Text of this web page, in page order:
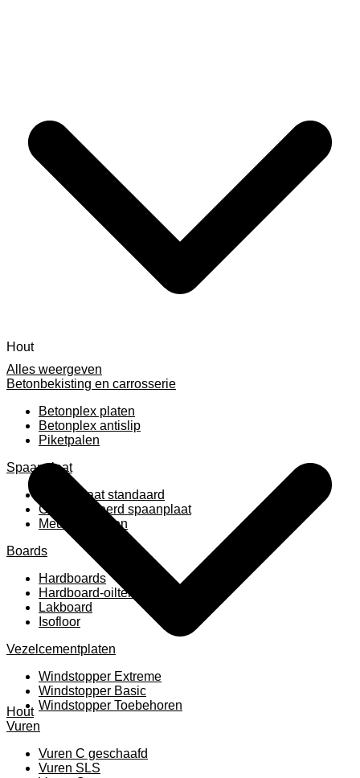
Alles weergeven
Betonbekisting en carrosserie
Betonplex platen
Betonplex antislip
Piketpalen
Spaanplaat
Spaanplaat standaard
Geplastificeerd spaanplaat
Meubelpanelen
Boards
Hardboards
Hardboard-oiltemperated
Lakboard
Isofloor
Vezelcementplaten
Windstopper Extreme
Windstopper Basic
Windstopper Toebehoren
Hout
Hout
Vuren
Vuren C geschaafd
Vuren SLS